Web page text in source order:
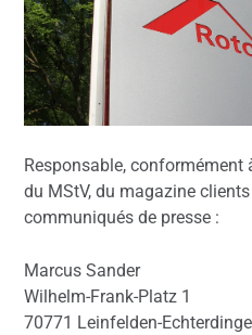
Responsable, conformément
du MStV, du magazine
communiqués de presse :
Marcus Sander
Wilhelm-Frank-Platz 1
70771 Leinfelden-